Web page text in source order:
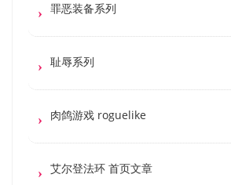
罪恶装备系列
耻辱系列
肉鸽游戏 roguelike
艾尔登法环 首页文章